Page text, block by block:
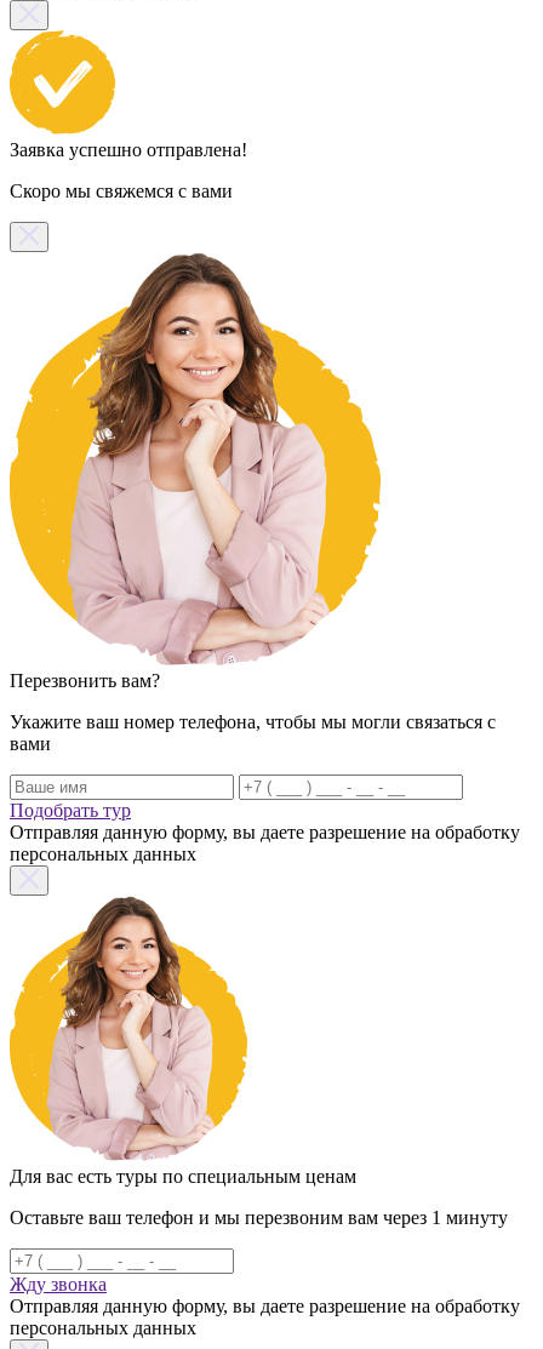
Заявка успешно отправлена!
Скоро мы свяжемся с вами
Перезвонить вам?
Укажите ваш номер телефона, чтобы мы могли связаться с
вами
Подобрать тур
Отправляя данную форму, вы даете разрешение на обработку
персональных данных
Для вас есть туры по специальным ценам
Оставьте ваш телефон и мы перезвоним вам через 1 минуту
Жду звонка
Отправляя данную форму, вы даете разрешение на обработку
персональных данных